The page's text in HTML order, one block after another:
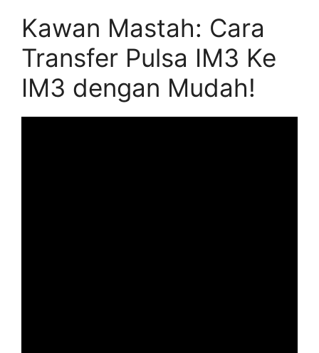
Kawan Mastah: Cara
Transfer Pulsa IM3 Ke
IM3 dengan Mudah!